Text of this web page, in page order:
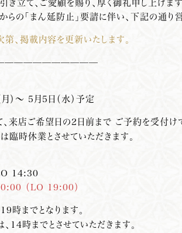
き立て、ご愛顧を賜り、厚く御礼申し上げます
らの「まん延防止」要請に伴い、下記の通り
、掲載内容を更新いたします。
）～ 5月5日（水）予定
来店ご希望日の2日前まで ご予約を受付け
臨時休業とさせていただきます。
14:30
（LO 19:00）
時までとなります。
14時までとさせていただきます。